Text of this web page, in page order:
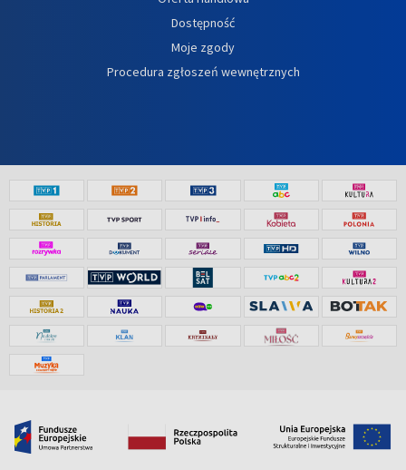
Dostępność
Moje zgody
Procedura zgłoszeń wewnętrznych